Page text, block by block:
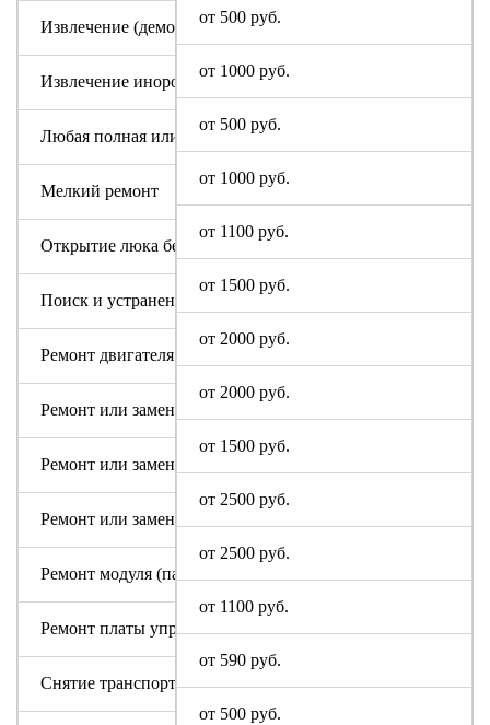
от 500 руб.
от 1000 руб.
от 500 руб.
от 1000 руб.
от 1100 руб.
от 1500 руб.
от 2000 руб.
от 2000 руб.
от 1500 руб.
от 2500 руб.
от 2500 руб.
от 1100 руб.
от 590 руб.
от 500 руб.
Извлечение (демонтаж) машинки из труднодоступных мест
Извлечение инородного предмета (без разбора бака)
Любая полная или частичная разборка машины Soba
Мелкий ремонт
Открытие люка без ремонта
Поиск и устранение засора в сливном тракте
Ремонт двигателя машинки Soba
Ремонт или замена аквастопа
Ремонт или замена мотора
Ремонт или замена патрубка
Ремонт модуля (пайка, замена радиодеталей)
Ремонт платы управления или индикации
Снятие транспортировочных болтов